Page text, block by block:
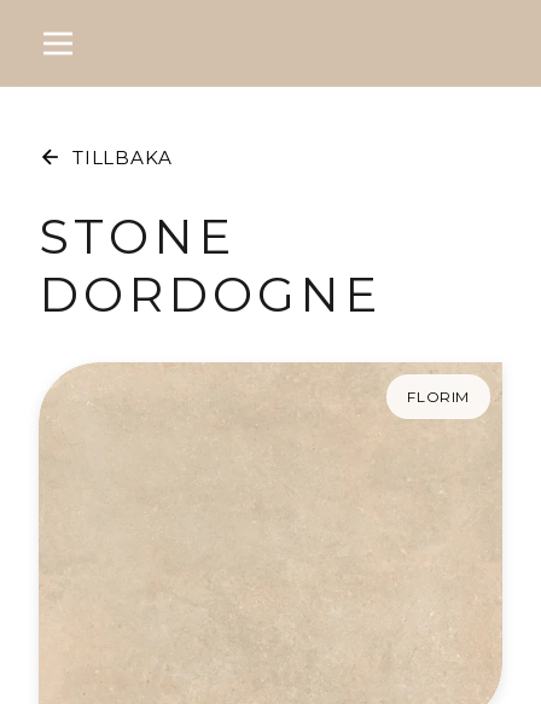
TILLBAKA
STONE
DORDOGNE
FLORIM